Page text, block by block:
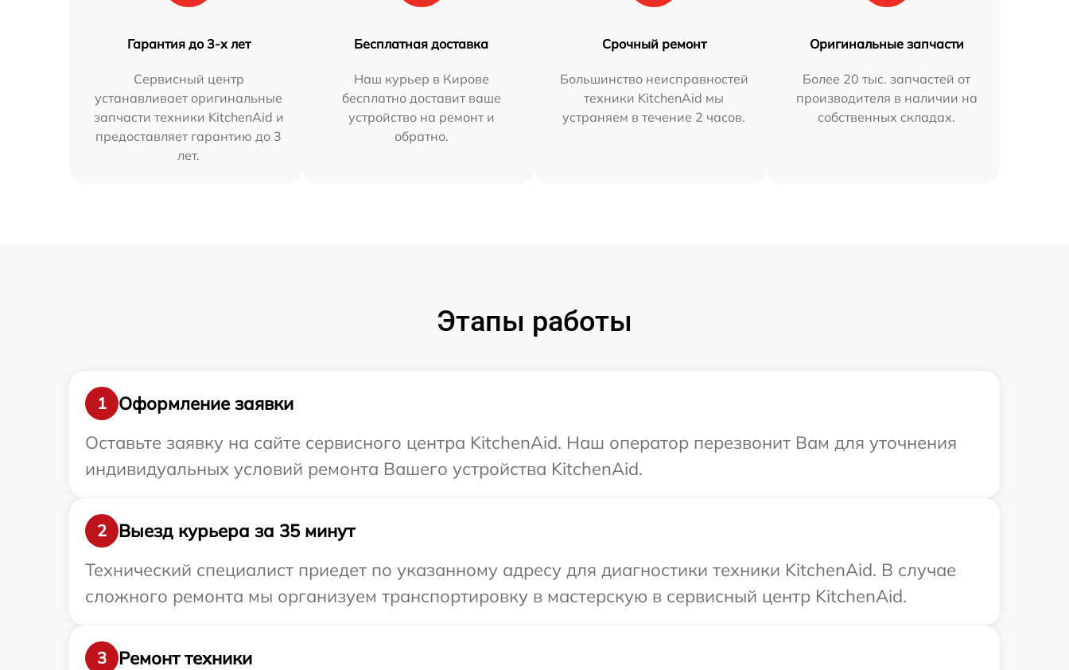
Гарантия до 3-х лет
Сервисный центр
устанавливает оригинальные
запчасти техники KitchenAid и
предоставляет гарантию до 3
лет.
Бесплатная доставка
Наш курьер в Кирове
бесплатно доставит ваше
устройство на ремонт и
обратно.
Срочный ремонт
Большинство неисправностей
техники KitchenAid мы
устраняем в течение 2 часов.
Оригинальные запчасти
Более 20 тыс. запчастей от
производителя в наличии на
собственных складах.
Этапы работы
1
Оформление заявки
Оставьте заявку на сайте сервисного центра KitchenAid. Наш оператор перезвонит Вам для уточнения
индивидуальных условий ремонта Вашего устройства KitchenAid.
2
Выезд курьера за 35 минут
Технический специалист приедет по указанному адресу для диагностики техники KitchenAid. В случае
сложного ремонта мы организуем транспортировку в мастерскую в сервисный центр KitchenAid.
3
Ремонт техники